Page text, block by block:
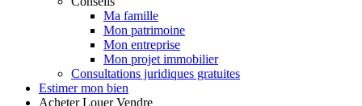
Ma famille
Mon patrimoine
Mon entreprise
Mon projet immobilier
Consultations juridiques gratuites
Estimer mon bien
Acheter Louer Vendre